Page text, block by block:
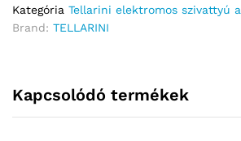
Kategória Tellarini elektromos szivattyú
Brand: TELLARINI
Kapcsolódó termékek